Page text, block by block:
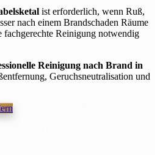
ist erforderlich, wenn Ruß,
nach einem Brandschaden Räume
fachgerechte Reinigung notwendig
Reinigung nach Brand in
Geruchsneutralisation und